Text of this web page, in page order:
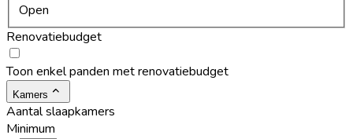
Open
Renovatiebudget
Toon enkel panden met renovatiebudget
Kamers
Aantal slaapkamers
Minimum